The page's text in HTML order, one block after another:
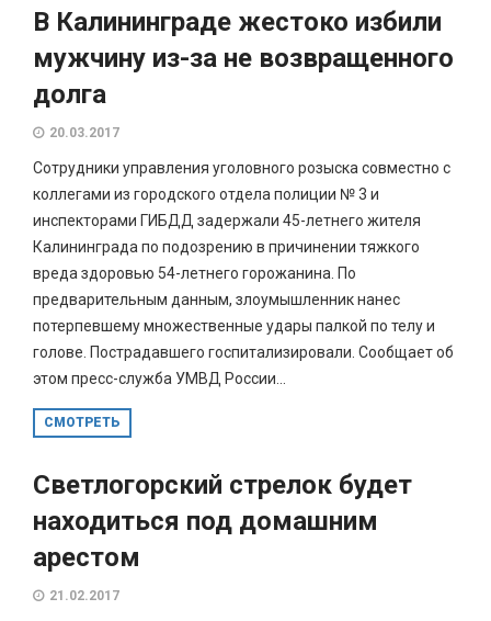
В Калининграде жестоко избили
мужчину из-за не возвращенного
долга
20.03.2017
Сотрудники управления уголовного розыска совместно с
коллегами из городского отдела полиции № 3 и
инспекторами ГИБДД задержали 45-летнего жителя
Калининграда по подозрению в причинении тяжкого
вреда здоровью 54-летнего горожанина. По
предварительным данным, злоумышленник нанес
потерпевшему множественные удары палкой по телу и
голове. Пострадавшего госпитализировали. Сообщает об
этом пресс-служба УМВД России...
СМОТРЕТЬ
Светлогорский стрелок будет
находиться под домашним
арестом
21.02.2017